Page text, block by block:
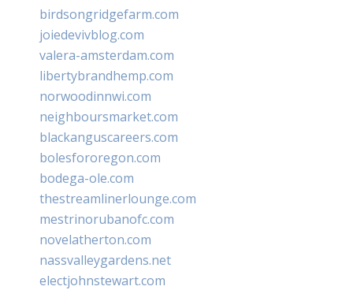
birdsongridgefarm.com
joiedevivblog.com
valera-amsterdam.com
libertybrandhemp.com
norwoodinnwi.com
neighboursmarket.com
blackanguscareers.com
bolesfororegon.com
bodega-ole.com
thestreamlinerlounge.com
mestrinorubanofc.com
novelatherton.com
nassvalleygardens.net
electjohnstewart.com